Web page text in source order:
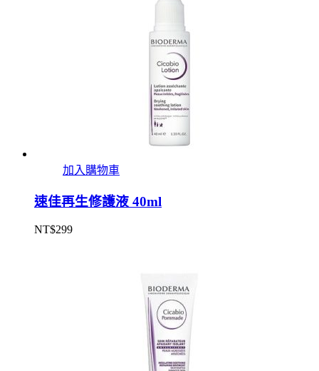
加入購物車
速佳再生修護液 40ml
NT$299